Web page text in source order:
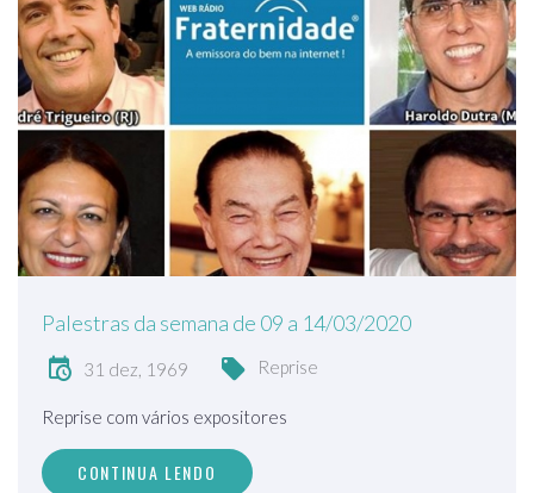
Palestras da semana de 09 a 14/03/2020
31 dez, 1969 Reprise
Reprise com vários expositores
CONTINUA LENDO